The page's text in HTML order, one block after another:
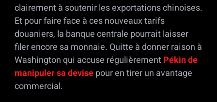
clairement à soutenir les exportations chinoises.
Et pour faire face à ces nouveaux tarifs
douaniers, la banque centrale pourrait laisser
filer encore sa monnaie. Quitte à donner raison à
Washington qui accuse régulièrementPékin de
manipuler sa devisepour en tirer un avantage
commercial.